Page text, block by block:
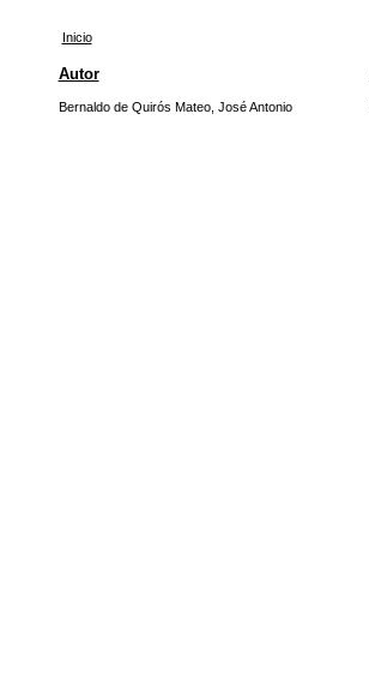
Inicio
Autor
Bernaldo de Quirós Mateo, José Antonio